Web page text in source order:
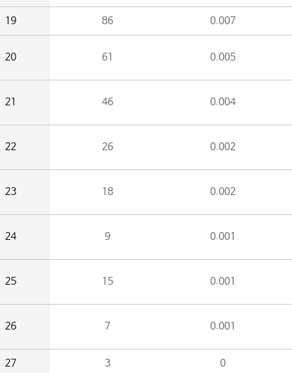
19 86 0.007
20 61 0.005
21 46 0.004
22 26 0.002
23 18 0.002
24 9 0.001
25 15 0.001
26 7 0.001
27 3 0